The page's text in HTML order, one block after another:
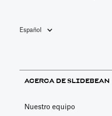
Español
ACERCA DE SLIDEBEAN
Nuestro equipo